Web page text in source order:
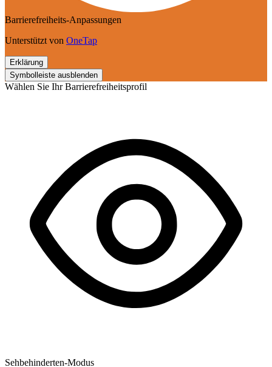
Barrierefreiheits-Anpassungen
Unterstützt von OneTap
Erklärung
Symbolleiste ausblenden
Wählen Sie Ihr Barrierefreiheitsprofil
Sehbehinderten-Modus